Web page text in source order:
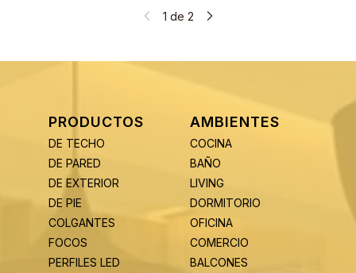
1 de 2
PRODUCTOS
DE TECHO
DE PARED
DE EXTERIOR
DE PIE
COLGANTES
FOCOS
PERFILES LED
AMBIENTES
COCINA
BAÑO
LIVING
DORMITORIO
OFICINA
COMERCIO
BALCONES